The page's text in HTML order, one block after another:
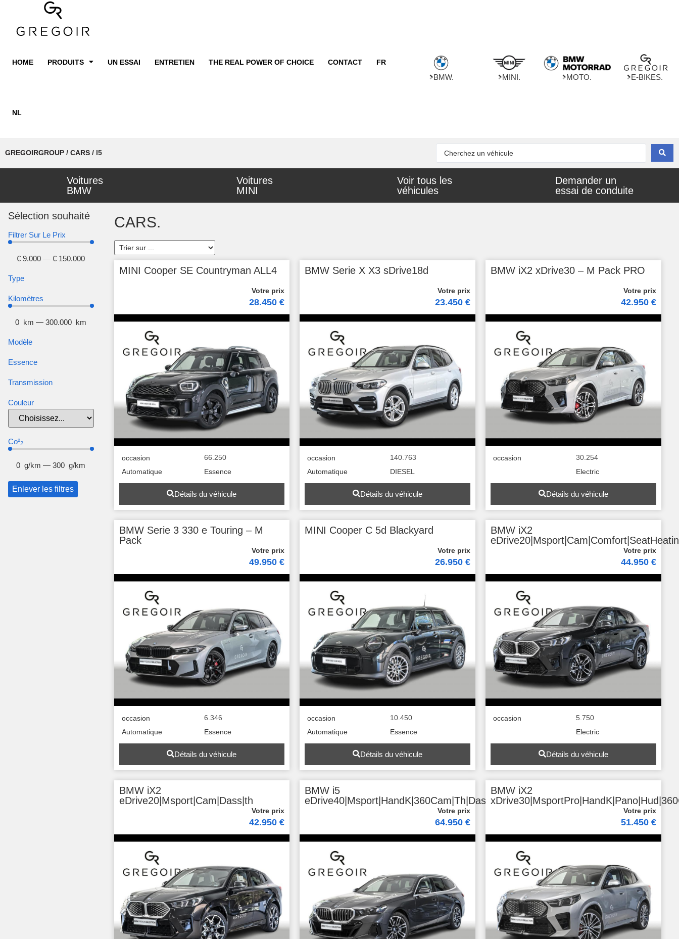
HOME PRODUITS UN ESSAI ENTRETIEN THE REAL POWER OF CHOICE CONTACT FR
NL
BMW. MINI. MOTO. E-BIKES.
GREGOIRGROUP / CARS / I5
Voitures
BMW
Voitures
MINI
Voir tous les
véhicules
Demander un
essai de conduite
Sélection souhaité
Filtrer Sur Le Prix
€ 9.000 —€ 150.000
Type
Kilomètres
0 km —300.000 km
Modèle
Essence
Transmission
Couleur
Co²2
0 g/km —300 g/km
Enlever les filtres
CARS.
MINI Cooper SE Countryman ALL4
28.450 €
occasion
66.250
Automatique
Essence
Détails du véhicule
BMW Serie X X3 sDrive18d
23.450 €
occasion
140.763
Automatique
DIESEL
Détails du véhicule
BMW iX2 xDrive30 – M Pack PRO
42.950 €
occasion
30.254
Electric
Détails du véhicule
BMW Serie 3 330 e Touring – M
Pack
49.950 €
occasion
6.346
Automatique
Essence
Détails du véhicule
MINI Cooper C 5d Blackyard
26.950 €
occasion
10.450
Automatique
Essence
Détails du véhicule
BMW iX2
44.950 €
occasion
5.750
Electric
Détails du véhicule
BMW iX2
eDrive20|Msport|Cam|Dass|th
42.950 €
BMW i5
eDrive40|Msport|HandK|360Cam|Th|Dass+
64.950 €
BMW iX2
51.450 €